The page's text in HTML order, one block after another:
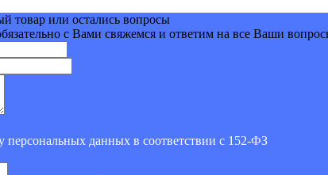
или остались вопросы
с Вами свяжемся и ответим на все Ваши
персональных данных в соответствии с 152-ФЗ